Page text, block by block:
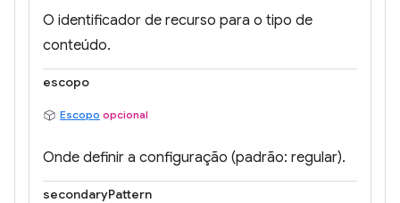
O identificador de recurso para o tipo de
conteúdo.
escopo
Escopo opcional
Onde definir a configuração (padrão: regular).
secondaryPattern